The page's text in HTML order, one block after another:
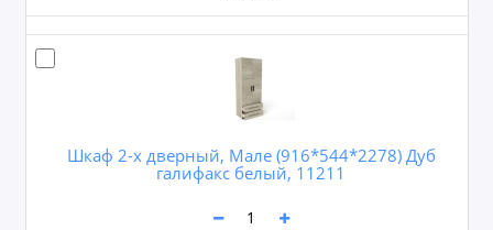
Шкаф 2-х дверный, Мале (916*544*2278) Дуб
галифакс белый, 11211